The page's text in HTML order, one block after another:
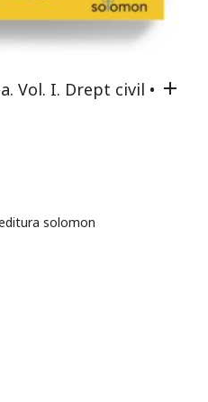
Vol. I. Drept civil •